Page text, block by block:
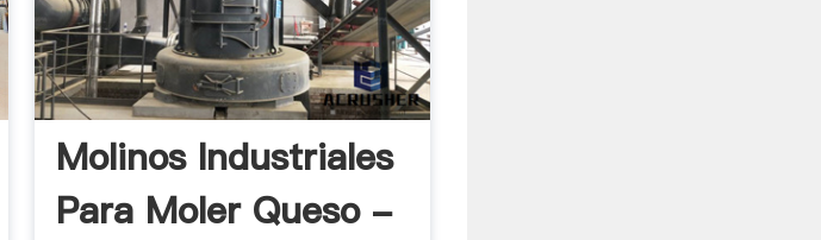
Molinos Industriales
Para Moler Queso -